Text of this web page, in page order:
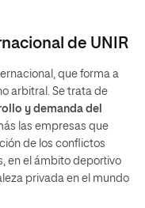
de UNIR
que forma a
arbitral. Se trata de
y demanda del
las empresas que
de los conflictos
en el ámbito deportivo
privada en el mundo